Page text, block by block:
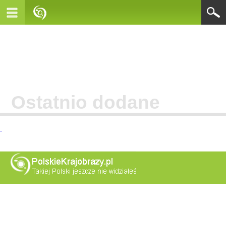
Ostatnio dodane